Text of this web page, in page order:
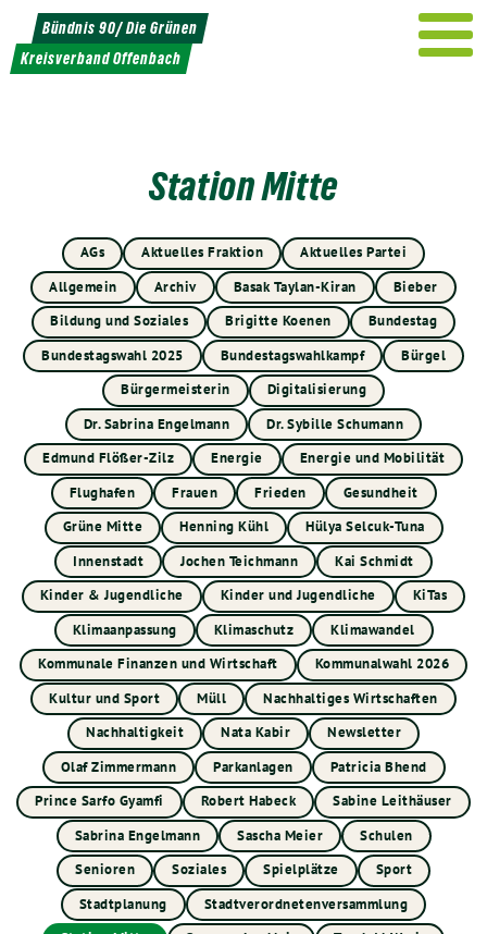
Weiter
zum
Inhalt
Bündnis 90/ Die Grünen
Kreisverband Offenbach
Station Mitte
AGs Aktuelles Fraktion
Aktuelles Partei
Allgemein
Archiv Basak Taylan-Kiran
Bieber
Bildung und Soziales
Brigitte Koenen
Bundestag
Bundestagswahl 2025
Bundestagswahlkampf
Bürgel
Bürgermeisterin
Digitalisierung
Dr. Sabrina Engelmann
Dr. Sybille Schumann
Edmund Flößer-Zilz
Energie
Energie und Mobilität
Flughafen
Frauen Frieden
Gesundheit
Grüne Mitte
Henning Kühl
Hülya Selcuk-Tuna
Innenstadt
Jochen Teichmann
Kai Schmidt
Kinder & Jugendliche
Kinder und Jugendliche
KiTas
Klimaanpassung
Klimaschutz
Klimawandel
Kommunale Finanzen und Wirtschaft
Kommunalwahl 2026
Kultur und Sport
Müll
Nachhaltiges Wirtschaften
Nachhaltigkeit
Nata Kabir
Newsletter
Olaf Zimmermann
Parkanlagen
Patricia Bhend
Prince Sarfo Gyamfi
Robert Habeck
Sabine Leithäuser
Sabrina Engelmann
Sascha Meier
Schulen
Senioren
Soziales Spielplätze
Sport
Stadtplanung
Stadtverordnetenversammlung